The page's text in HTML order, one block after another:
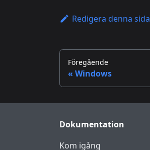
Redigera denna sida
Föregående
Windows
Dokumentation
Kom igång